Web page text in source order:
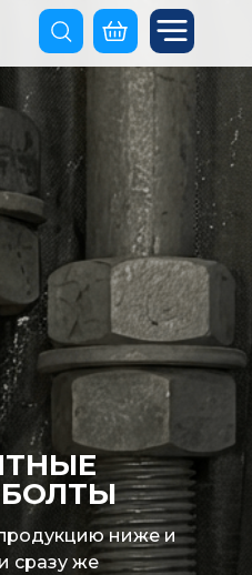
ниже и
сразу же